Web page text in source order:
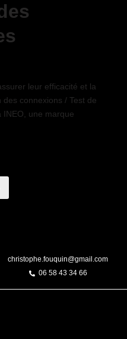
leur efficacité et la
connexions / Test de
une marque
christophe.fouquin@gmail.com
06 58 43 34 66